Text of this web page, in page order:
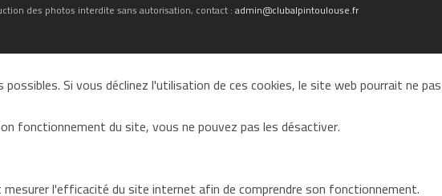
des photos interdite sans autorisation, contact :admin@clubalpintoulouse.fr
Si vous déclinez l'utilisation de ces cookies, le site web pourrait ne
fonctionnement du site, vous ne pouvez pas les désactiver.
l'efficacité du site internet afin de comprendre son fonctionnement.